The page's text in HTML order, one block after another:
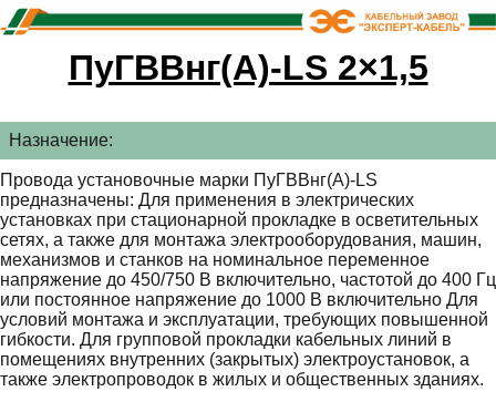
ПуГВВнг(А)-LS 2×1,5
Назначение:
Провода установочные марки ПуГВВнг(А)-LS
предназначены: Для применения в электрических
установках при стационарной прокладке в осветительных
сетях, а также для монтажа электрооборудования, машин,
механизмов и станков на номинальное переменное
напряжение до 450/750 В включительно, частотой до 400 Гц
или постоянное напряжение до 1000 В включительно Для
условий монтажа и эксплуатации, требующих повышенной
гибкости. Для групповой прокладки кабельных линий в
помещениях внутренних (закрытых) электроустановок, а
также электропроводок в жилых и общественных зданиях.